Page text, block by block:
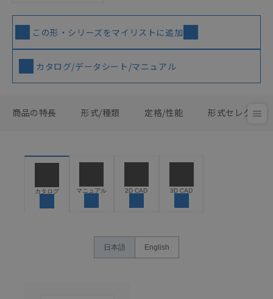
この形・シリーズをマイリストに追加
カタログ/データシート/マニュアル
商品の特長 形式/種類 定格/性能 形式セレクタ
カタログ マニュアル 2D CAD 3D CAD
日本語 English